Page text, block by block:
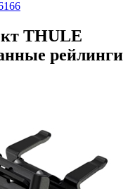
THULE
рейлинги